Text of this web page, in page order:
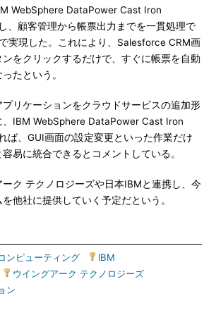
WebSphere DataPower Cast Iron
、顧客管理から帳票出力までを一貫処理で
実現した。これにより、Salesforce CRM画
をクリックするだけで、すぐに帳票を自動
たという。
リケーションをクラウドサービスの追加形
、IBM WebSphere DataPower Cast Iron
ば、GUI画面の設定変更といった作業だけ
易に統合できるとコメントしている。
ク テクノロジーズや日本IBMと連携し、今
他社に提供していく予定だという。
ンピューティング IBM
ウイングアーク テクノロジーズ
ン